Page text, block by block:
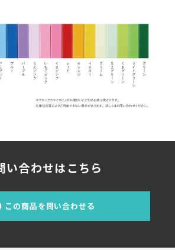
い合わせはこちら
この商品を問い合わせる